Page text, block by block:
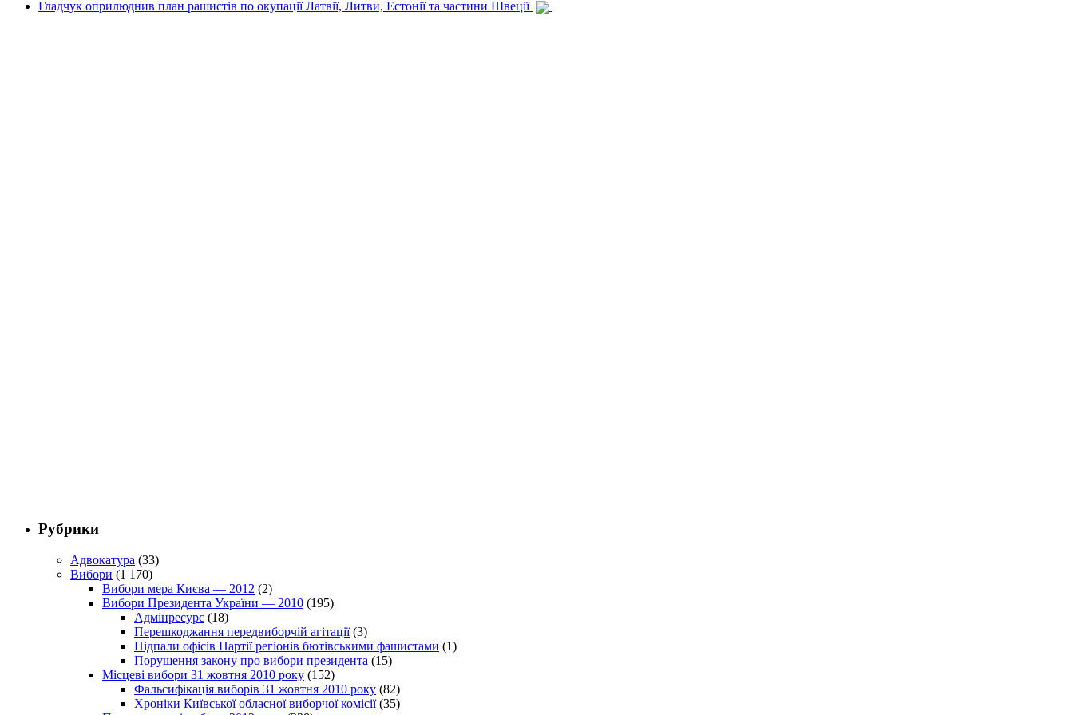
Гладчук оприлюднив план рашистів по окупації Латвії, Литви, Естонії та частини Швеції
Рубрики
Адвокатура (33)
Вибори (1 170)
Вибори мера Києва — 2012 (2)
Вибори Президента України — 2010 (195)
Адмінресурс (18)
Перешкоджання передвиборчій агітації(3)
Підпали офісів Партії регіонів бютівськими фашистами (1)
Порушення закону про вибори президента (15)
Місцеві вибори 31 жовтня 2010 року (152)
Фальсифікація виборів 31 жовтня 2010 року (82)
Хроніки Київської обласної виборчої комісії(35)